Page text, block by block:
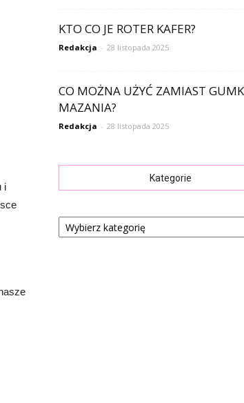
i
KTO CO JE ROTER KAFER?
Redakcja - 28 listopada 2025
CO MOŻNA UŻYĆ ZAMIAST
MAZANIA?
Redakcja - 28 listopada 2025
Kategorie
Kategorie